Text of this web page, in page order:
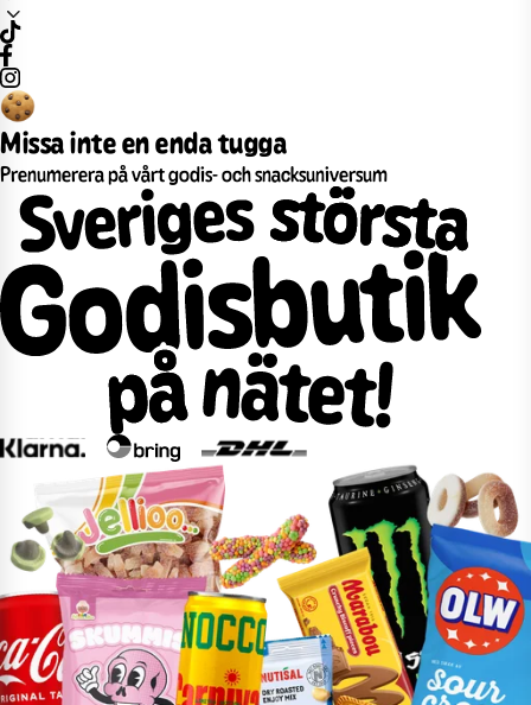
Missa inte en enda tugga
Prenumerera på vårt godis- och snacksuniversum